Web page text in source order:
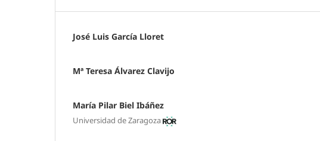
José Luis García Lloret
Mª Teresa Álvarez Clavijo
María Pilar Biel Ibáñez
Universidad de Zaragoza